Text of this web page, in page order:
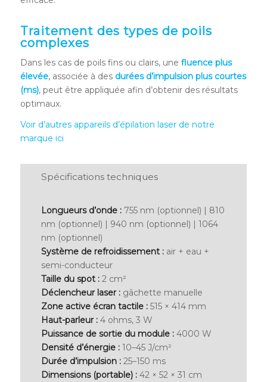
Traitement des types de poils
complexes
Dans les cas de poils fins ou clairs, une fluence plus
élevée, associée à des durées d’impulsion plus courtes
(ms), peut être appliquée afin d’obtenir des résultats
optimaux.
Voir d’autres appareils d’épilation laser de notre
marque ici
Spécifications techniques
Longueurs d’onde :755 nm (optionnel) | 810
nm (optionnel) | 940 nm (optionnel) | 1064
nm (optionnel)
Système de refroidissement :air + eau +
semi-conducteur
Taille du spot :2 cm²
Déclencheur laser :gâchette manuelle
Zone active écran tactile :515 × 414 mm
Haut-parleur :4 ohms, 3 W
Puissance de sortie du module :4000 W
Densité d’énergie :10–45 J/cm²
Durée d’impulsion :25–150 ms
Dimensions (portable) :42 × 52 × 31 cm